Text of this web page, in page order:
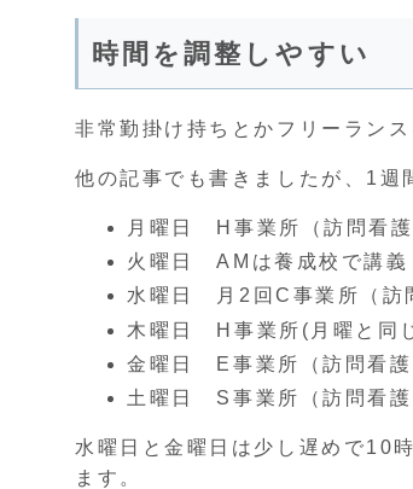
時間を調整しやすい
非常勤掛け持ちとかフリーラン
他の記事でも書きましたが、1週
月曜日 H事業所（訪問看護
火曜日 AMは養成校で講
水曜日 月2回C事業所（訪
木曜日 H事業所(月曜と同
金曜日 E事業所（訪問看護
土曜日 S事業所（訪問看護
水曜日と金曜日は少し遅めで10
ます。